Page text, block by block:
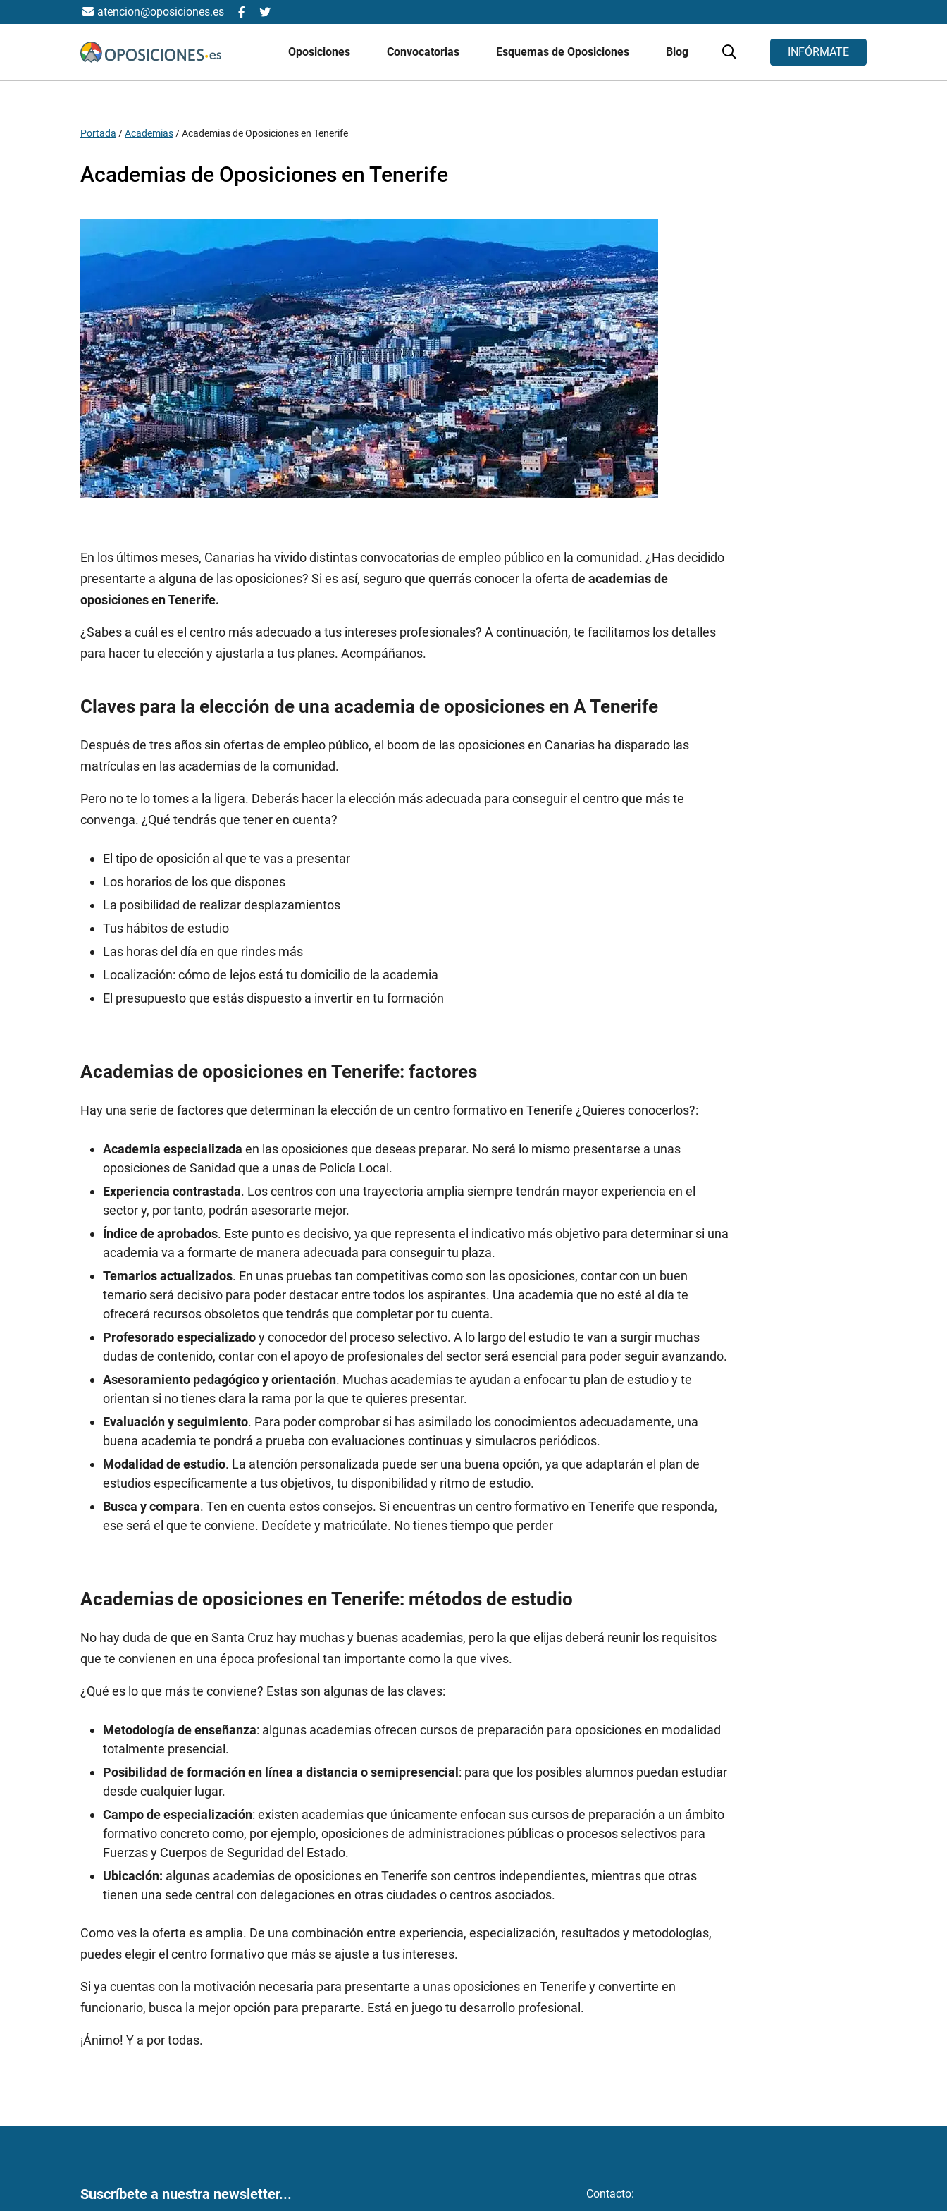
atencion@oposiciones.es
Oposiciones Convocatorias Esquemas de Oposiciones Blog INFÓRMATE
Portada /Academias /Academias de Oposiciones en Tenerife
Academias de Oposiciones en Tenerife
En los últimos meses, Canarias ha vivido distintas convocatorias de empleo público en la comunidad. ¿Has decidido
presentarte a alguna de las oposiciones? Si es así, seguro que querrás conocer la oferta de academias de
oposiciones en Tenerife.
¿Sabes a cuál es el centro más adecuado a tus intereses profesionales? A continuación, te facilitamos los detalles
para hacer tu elección y ajustarla a tus planes. Acompáñanos.
Claves para la elección de una academia de oposiciones en A Tenerife
Después de tres años sin ofertas de empleo público, el boom de las oposiciones en Canarias ha disparado las
matrículas en las academias de la comunidad.
Pero no te lo tomes a la ligera. Deberás hacer la elección más adecuada para conseguir el centro que más te
convenga. ¿Qué tendrás que tener en cuenta?
El tipo de oposición al que te vas a presentar
Los horarios de los que dispones
La posibilidad de realizar desplazamientos
Tus hábitos de estudio
Las horas del día en que rindes más
Localización: cómo de lejos está tu domicilio de la academia
El presupuesto que estás dispuesto a invertir en tu formación
Academias de oposiciones en Tenerife: factores
Hay una serie de factores que determinan la elección de un centro formativo en Tenerife ¿Quieres conocerlos?:
Academia especializada en las oposiciones que deseas preparar. No será lo mismo presentarse a unas
oposiciones de Sanidad que a unas de Policía Local.
Experiencia contrastada. Los centros con una trayectoria amplia siempre tendrán mayor experiencia en el
sector y, por tanto, podrán asesorarte mejor.
Índice de aprobados. Este punto es decisivo, ya que representa el indicativo más objetivo para determinar si una
academia va a formarte de manera adecuada para conseguir tu plaza.
Temarios actualizados. En unas pruebas tan competitivas como son las oposiciones, contar con un buen
temario será decisivo para poder destacar entre todos los aspirantes. Una academia que no esté al día te
ofrecerá recursos obsoletos que tendrás que completar por tu cuenta.
Profesorado especializadoy conocedor del proceso selectivo. A lo largo del estudio te van a surgir muchas
dudas de contenido, contar con el apoyo de profesionales del sector será esencial para poder seguir avanzando.
Asesoramiento pedagógico y orientación. Muchas academias te ayudan a enfocar tu plan de estudio y te
orientan si no tienes clara la rama por la que te quieres presentar.
Evaluación y seguimiento. Para poder comprobar si has asimilado los conocimientos adecuadamente, una
buena academia te pondrá a prueba con evaluaciones continuas y simulacros periódicos.
Modalidad de estudio. La atención personalizada puede ser una buena opción, ya que adaptarán el plan de
estudios específicamente a tus objetivos, tu disponibilidad y ritmo de estudio.
Busca y compara. Ten en cuenta estos consejos. Si encuentras un centro formativo en Tenerife que responda,
ese será el que te conviene. Decídete y matricúlate. No tienes tiempo que perder
Academias de oposiciones en Tenerife: métodos de estudio
No hay duda de que en Santa Cruz hay muchas y buenas academias, pero la que elijas deberá reunir los requisitos
que te convienen en una época profesional tan importante como la que vives.
¿Qué es lo que más te conviene? Estas son algunas de las claves:
Metodología de enseñanza: algunas academias ofrecen cursos de preparación para oposiciones en modalidad
totalmente presencial.
Posibilidad de formación en línea a distancia o semipresencial : para que los posibles alumnos puedan estudiar
desde cualquier lugar.
Campo de especialización: existen academias que únicamente enfocan sus cursos de preparación a un ámbito
formativo concreto como, por ejemplo, oposiciones de administraciones públicas o procesos selectivos para
Fuerzas y Cuerpos de Seguridad del Estado.
Ubicación: algunas academias de oposiciones en Tenerife son centros independientes, mientras que otras
tienen una sede central con delegaciones en otras ciudades o centros asociados.
Como ves la oferta es amplia. De una combinación entre experiencia, especialización, resultados y metodologías,
puedes elegir el centro formativo que más se ajuste a tus intereses.
Si ya cuentas con la motivación necesaria para presentarte a unas oposiciones en Tenerife y convertirte en
funcionario, busca la mejor opción para prepararte. Está en juego tu desarrollo profesional.
¡Ánimo! Y a por todas.
Suscríbete a nuestra newsletter... Contacto: